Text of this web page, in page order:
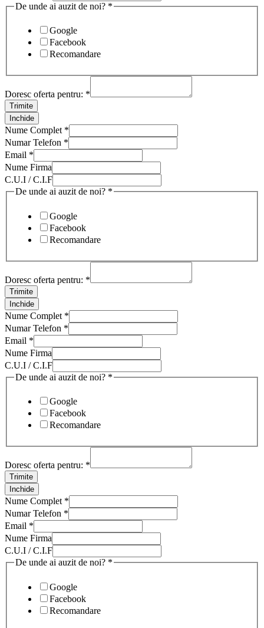
De unde ai auzit de noi? *
Google
Facebook
Recomandare
Doresc oferta pentru: *
Trimite
Inchide
Nume Complet *
Numar Telefon *
Email *
Nume Firma
C.U.I / C.I.F
De unde ai auzit de noi? *
Google
Facebook
Recomandare
Doresc oferta pentru: *
Trimite
Inchide
Nume Complet *
Numar Telefon *
Email *
Nume Firma
C.U.I / C.I.F
De unde ai auzit de noi? *
Google
Facebook
Recomandare
Doresc oferta pentru: *
Trimite
Inchide
Nume Complet *
Numar Telefon *
Email *
Nume Firma
C.U.I / C.I.F
De unde ai auzit de noi? *
Google
Facebook
Recomandare